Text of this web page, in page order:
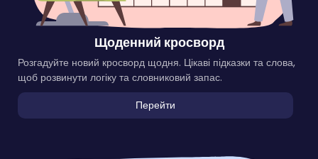
Щоденний кросворд
Розгадуйте новий кросворд щодня. Цікаві підказки та слова,
щоб розвинути логіку та словниковий запас.
Перейти